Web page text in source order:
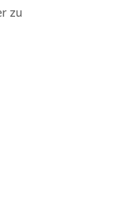
zu